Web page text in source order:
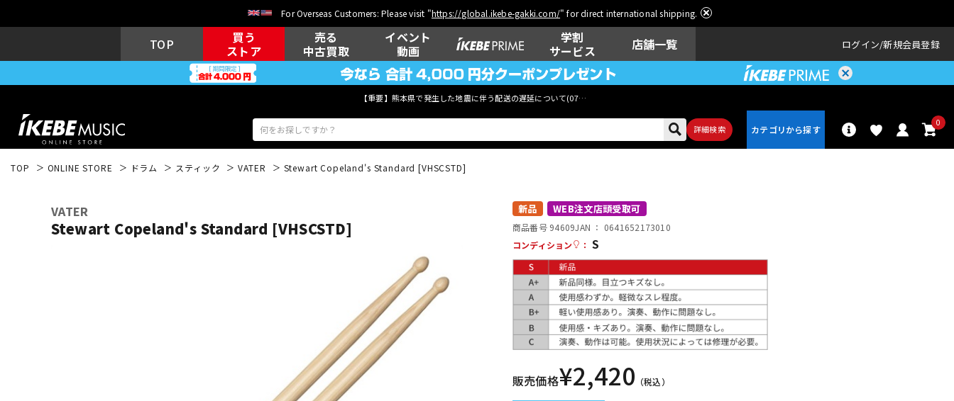
For Overseas Customers: Please visit "https://global.ikebe-gakki.com/" for direct international shipping.
TOP
買う
ストア
売る
中古買取
イベント
動画
学割
サービス
店舗一覧 ログイン 新規会員登録
【重要】熊本県で発生した地震に伴う配送の遅延について(07月29日
詳細検索
0
ウクレレ
管楽器 その他楽器
DTM オンラ
イン納品
レコーディン
グ機器
配信/ライブ
機器
TOP ONLINE STORE ドラム スティック VATER Stewart Copeland's Standard [VHSCSTD]
VATER
Stewart Copeland's Standard [VHSCSTD]
新品 WEB注文店頭受取可
商品番号 94609JAN ： 0641652173010
コンディション
： S
販売価格¥2,420 （税込）